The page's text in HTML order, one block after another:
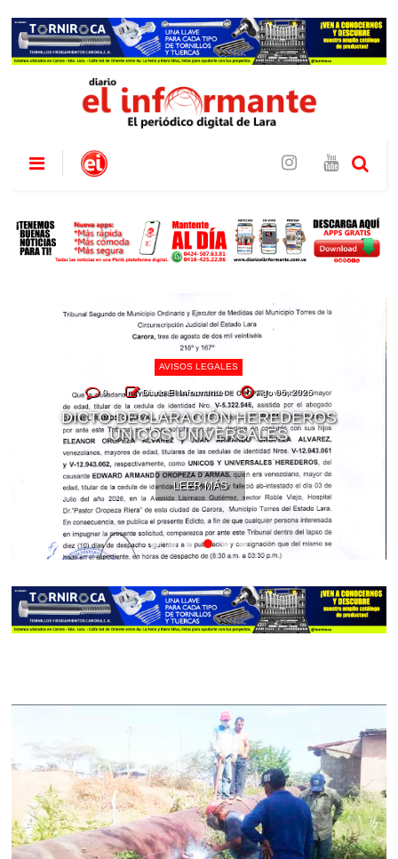
AVISOS LEGALES
0 Diario El Informante Ago 06, 2026
DICTO DECLARACIÓN HEREDEROS
ÚNICOS UNIVERSALES
LEER MÁS